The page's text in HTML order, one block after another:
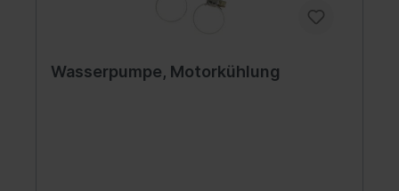
Wasserpumpe, Motorkühlung